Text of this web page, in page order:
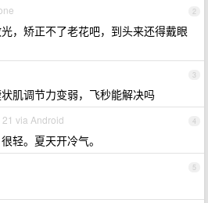
2
，矫正不了老花吧，到头来还得戴眼
3
肌调节力变弱，飞秒能解决吗
4
21 via Android
轻。夏天开冷气。
5